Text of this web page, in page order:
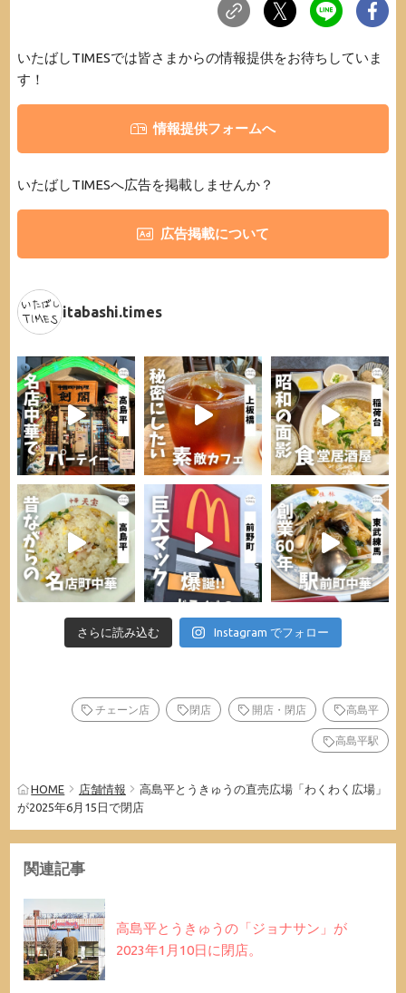
いたばしTIMESでは皆さまからの情報提供をお待ちしていま
す！
情報提供フォームへ
いたばしTIMESへ広告を掲載しませんか？
広告掲載について
itabashi.times
さらに読み込む Instagram でフォロー
チェーン店 閉店 開店・閉店 高島平
高島平駅
HOME 店舗情報
高島平とうきゅうの直売広場「わくわく広場」
が2025年6月15日で閉店
関連記事
高島平とうきゅうの「ジョナサン」が
2023年1月10日に閉店。